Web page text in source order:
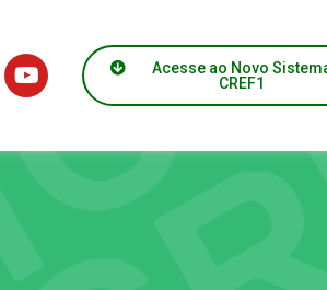
Acesse ao Novo
CREF1